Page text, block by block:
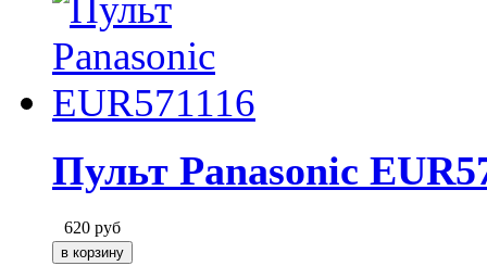
Пульт Panasonic
620 руб